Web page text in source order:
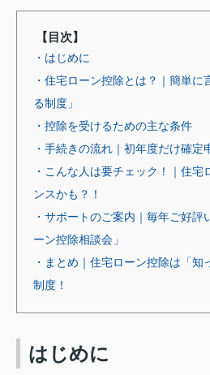
【目次】
・はじめに
・住宅ローン控除とは？｜簡単に
る制度」
・控除を受けるための主な条件
・手続きの流れ｜初年度だけ確定
・こんな人は要チェック！｜住宅
ンスかも？！
・サポートのご案内｜毎年ご好評
ーン控除相談会」
・まとめ｜住宅ローン控除は「知
制度！
はじめに